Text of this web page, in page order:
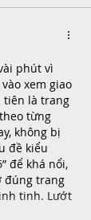
phút vì
xem giao
tiên là trang
từng
không bị
đề kiểu
để khá nổi,
đúng trang
tinh. Lướt